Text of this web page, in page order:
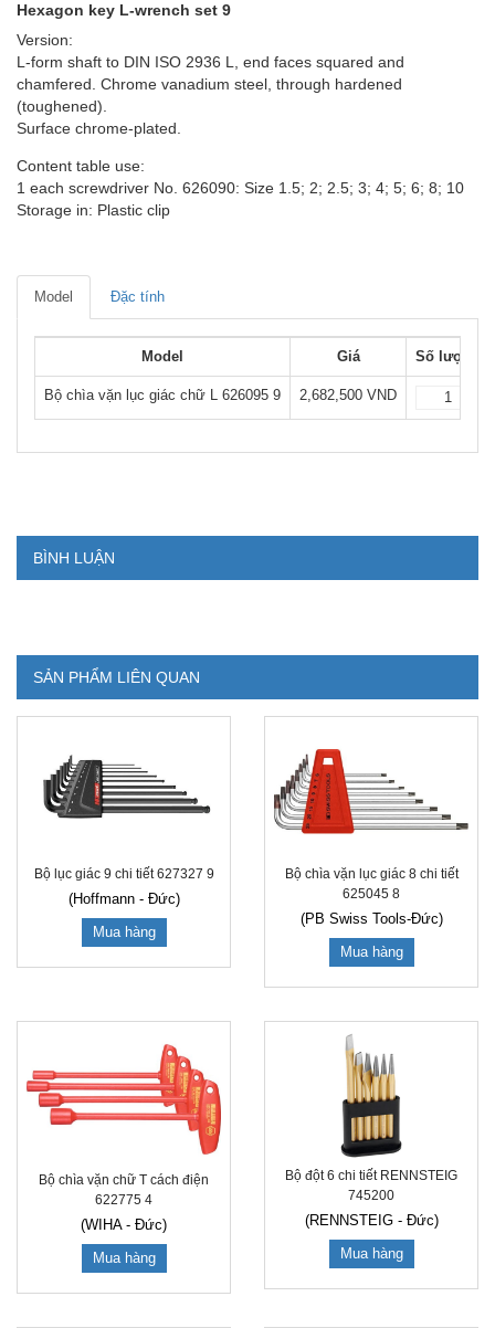
Hexagon key L-wrench set 9
Version:
L-form shaft to DIN ISO 2936 L, end faces squared and
chamfered. Chrome vanadium steel, through hardened
(toughened).
Surface chrome-plated.
Content table use:
1 each screwdriver No. 626090: Size 1.5; 2; 2.5; 3; 4; 5; 6; 8; 10
Storage in: Plastic clip
Model Đặc tính
Model Giá Số lượng
Bộ chìa vặn lục giác chữ L 626095 9 2,682,500 VND
BÌNH LUẬN
SẢN PHẨM LIÊN QUAN
Bộ lục giác 9 chi tiết 627327 9
(Hoffmann - Đức)
Mua hàng
Bộ chìa vặn lục giác 8 chi tiết
625045 8
(PB Swiss Tools-Đức)
Mua hàng
Bộ chìa vặn chữ T cách điện
622775 4
(WIHA - Đức)
Mua hàng
Bộ đột 6 chi tiết RENNSTEIG
745200
(RENNSTEIG - Đức)
Mua hàng